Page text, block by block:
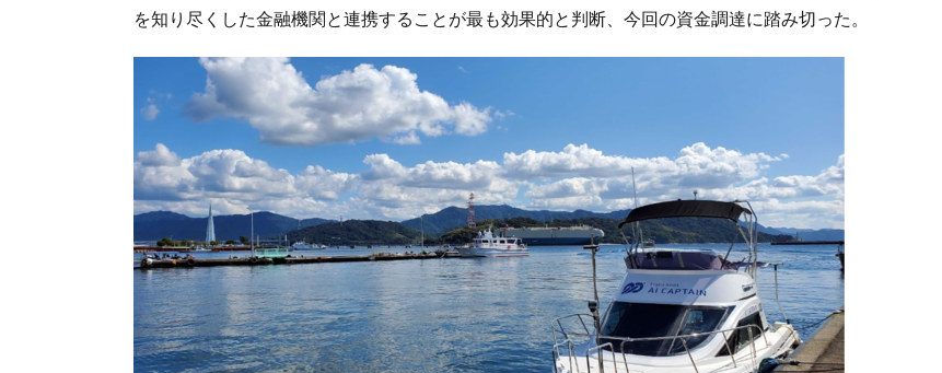
を知り尽くした金融機関と連携することが最も効果的と判断、今回の資金調達に踏み切った。